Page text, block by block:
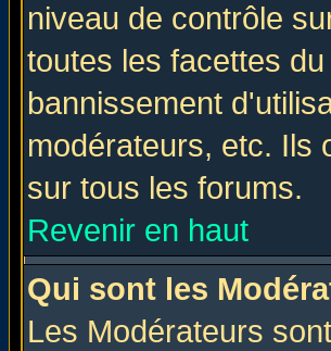
niveau de contrôle
toutes les facettes
bannissement
modérateurs, etc. Ils
sur tous les forums.
Revenir en haut
Qui sont les
Les Modérateurs